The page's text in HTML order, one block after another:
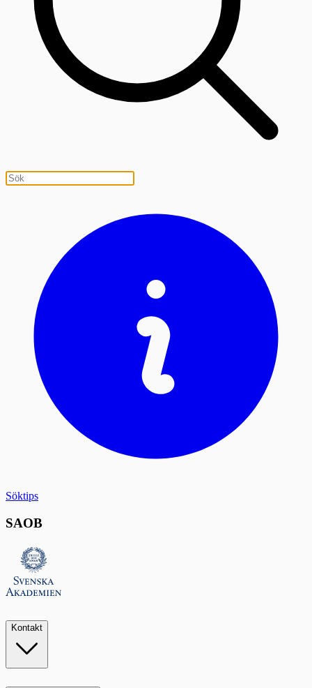
Söktips
SAOB
Kontakt